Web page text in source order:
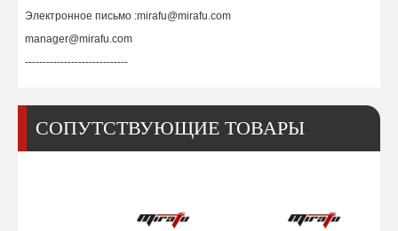
Электронное письмо :mirafu@mirafu.com
manager@mirafu.com
-----------------------------
СОПУТСТВУЮЩИЕ ТОВАРЫ
Удерживающая крышка Ref.120837 MAX200